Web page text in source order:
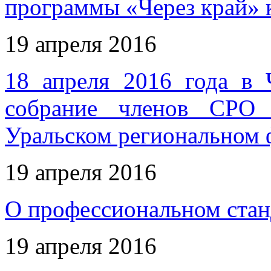
программы «Через край»
19 апреля 2016
18 апреля 2016 года в
собрание членов СРО
Уральском региональном
19 апреля 2016
О профессиональном
19 апреля 2016